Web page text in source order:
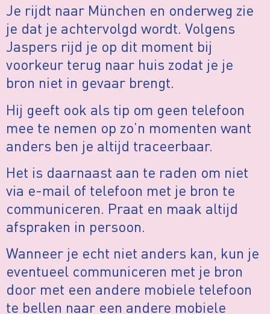
Je rijdt naar München en onderweg zie
je dat je achtervolgd wordt. Volgens
Jaspers rijd je op dit moment bij
voorkeur terug naar huis zodat je je
bron niet in gevaar brengt.
Hij geeft ook als tip om geen telefoon
mee te nemen op zo’n momenten want
anders ben je altijd traceerbaar.
Het is daarnaast aan te raden om niet
via e-mail of telefoon met je bron te
communiceren. Praat en maak altijd
afspraken in persoon.
Wanneer je echt niet anders kan, kun je
eventueel communiceren met je bron
door met een andere mobiele telefoon
te bellen naar een andere mobiele